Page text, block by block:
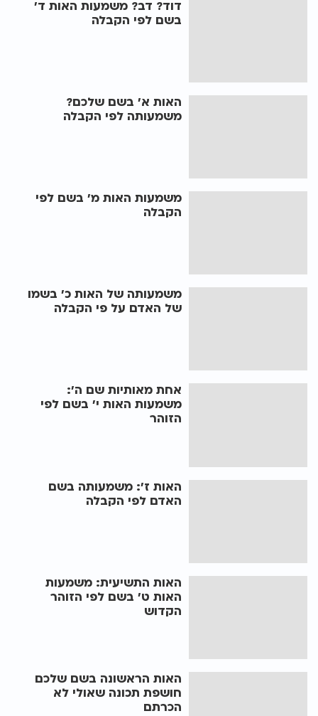
דוד? דב? משמעות האות ד'
בשם לפי הקבלה
האות א' בשם שלכם?
משמעותה לפי הקבלה
משמעות האות מ' בשם לפי
הקבלה
משמעותה של האות כ' בשמו
של האדם על פי הקבלה
אחת מאותיות שם ה':
משמעות האות י' בשם לפי
הזוהר
האות ז': משמעותה בשם
האדם לפי הקבלה
האות התשיעית: משמעות
האות ט' בשם לפי הזוהר
הקדוש
האות הראשונה בשם שלכם
חושפת תכונה שאולי לא
הכרתם